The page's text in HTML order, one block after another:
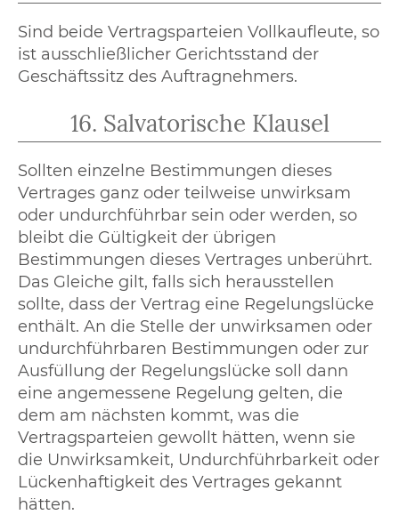
Sind beide Vertragsparteien Vollkaufleute, so
ist ausschließlicher Gerichtsstand der
Geschäftssitz des Auftragnehmers.
16. Salvatorische Klausel
Sollten einzelne Bestimmungen dieses
Vertrages ganz oder teilweise unwirksam
oder undurchführbar sein oder werden, so
bleibt die Gültigkeit der übrigen
Bestimmungen dieses Vertrages unberührt.
Das Gleiche gilt, falls sich herausstellen
sollte, dass der Vertrag eine Regelungslücke
enthält. An die Stelle der unwirksamen oder
undurchführbaren Bestimmungen oder zur
Ausfüllung der Regelungslücke soll dann
eine angemessene Regelung gelten, die
dem am nächsten kommt, was die
Vertragsparteien gewollt hätten, wenn sie
die Unwirksamkeit, Undurchführbarkeit oder
Lückenhaftigkeit des Vertrages gekannt
hätten.